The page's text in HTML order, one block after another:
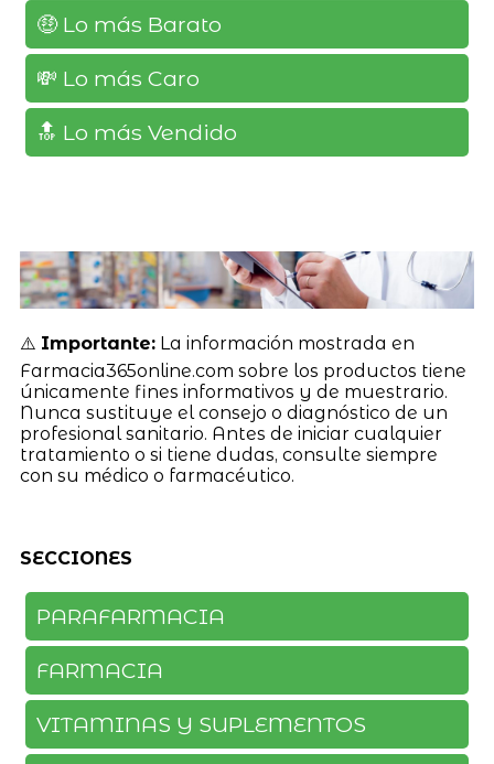
🤑 Lo más Barato
💸 Lo más Caro
🔝 Lo más Vendido
⚠️ Importante:La información mostrada en
Farmacia365online.com sobre los productos tiene
únicamente fines informativos y de muestrario.
Nunca sustituye el consejo o diagnóstico de un
profesional sanitario. Antes de iniciar cualquier
tratamiento o si tiene dudas, consulte siempre
con su médico o farmacéutico.
SECCIONES
PARAFARMACIA
FARMACIA
VITAMINAS Y SUPLEMENTOS